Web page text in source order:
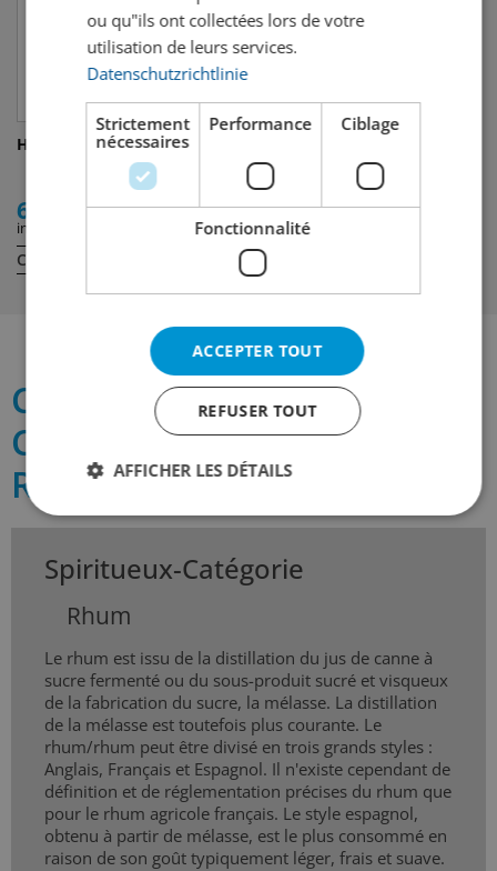
Havana Club Añejo 3 Años
6.00
incl. TVA
Contenu:
48.00
incl. TVA
Contenu:
Ce qu'il faut savoir sur
Cihuatán Cinabrio 12 Años
Ron
Spiritueux-Catégorie
Rhum
Le rhum est issu de la distillation du jus de canne à
sucre fermenté ou du sous-produit sucré et visqueux
de la fabrication du sucre, la mélasse. La distillation
de la mélasse est toutefois plus courante. Le
rhum/rhum peut être divisé en trois grands styles :
Anglais, Français et Espagnol. Il n'existe cependant de
définition et de réglementation précises du rhum que
pour le rhum agricole français. Le style espagnol,
obtenu à partir de mélasse, est le plus consommé en
raison de son goût typiquement léger, frais et suave.
ou qu"ils ont collectées lors de votre
utilisation de leurs services.
Datenschutzrichtlinie
Strictement
nécessaires
Performance Ciblage
Fonctionnalité
ACCEPTER TOUT
REFUSER TOUT
AFFICHER LES DÉTAILS